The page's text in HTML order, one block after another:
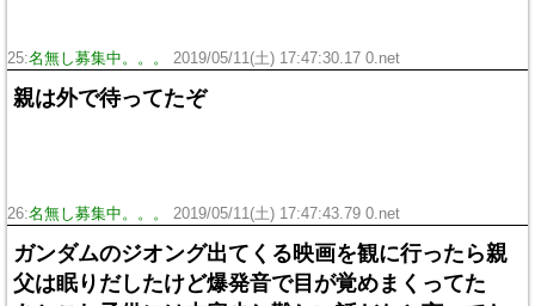
25:名無し募集中。。。 2019/05/11(土) 17:47:30.17 0.net
親は外で待ってたぞ
26:名無し募集中。。。 2019/05/11(土) 17:47:43.79 0.net
ガンダムのジオング出てくる映画を観に行ったら親
父は眠りだしたけど爆発音で目が覚めまくってた